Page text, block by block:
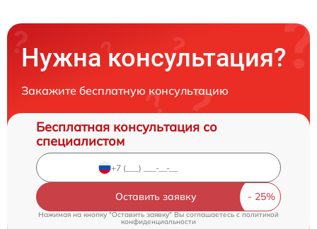
Нужна консультация?
Закажите бесплатную консультацию
Бесплатная консультация со
специалистом
Оставить заявку
Нажимая на кнопку "Оставить заявку" Вы соглашаетесь c политикой
конфиденциальности